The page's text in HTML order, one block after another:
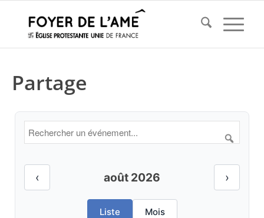
Partage
‹ août 2026 ›
Liste Mois